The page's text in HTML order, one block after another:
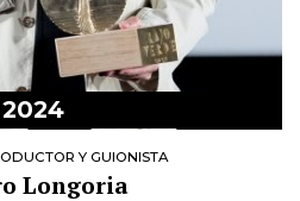
2024
Y GUIONISTA
Longoria